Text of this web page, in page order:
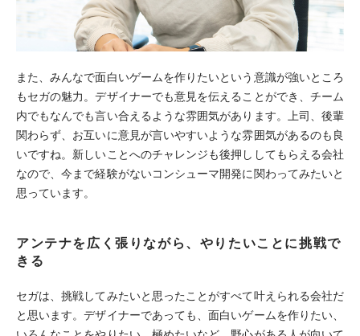
また、みんなで面白いゲームを作りたいという意識が強いところ
もセガの魅力。デザイナーでも意見を伝えることができ、チーム
内でもなんでも言い合えるような雰囲気があります。上司、後輩
関わらず、お互いに意見が言いやすいような雰囲気があるのも良
いですね。新しいことへのチャレンジも後押ししてもらえる会社
なので、今まで経験がないコンシューマ開発に関わってみたいと
思っています。
アンテナを広く張りながら、やりたいことに挑戦で
きる
セガは、挑戦してみたいと思ったことがすべて叶えられる会社だ
と思います。デザイナーであっても、面白いゲームを作りたい、